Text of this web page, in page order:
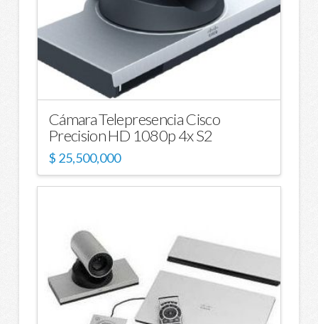
Cámara Telepresencia Cisco
Precision HD 1080p 4x S2
$ 25,500,000